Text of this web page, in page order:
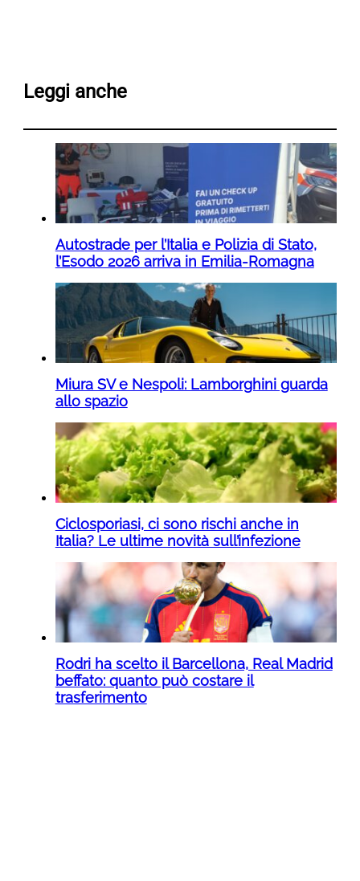
Leggi anche
Autostrade per l’Italia e Polizia di Stato,
l’Esodo 2026 arriva in Emilia-Romagna
Miura SV e Nespoli: Lamborghini guarda
allo spazio
Ciclosporiasi, ci sono rischi anche in
Italia? Le ultime novità sull’infezione
Rodri ha scelto il Barcellona, Real Madrid
beffato: quanto può costare il
trasferimento